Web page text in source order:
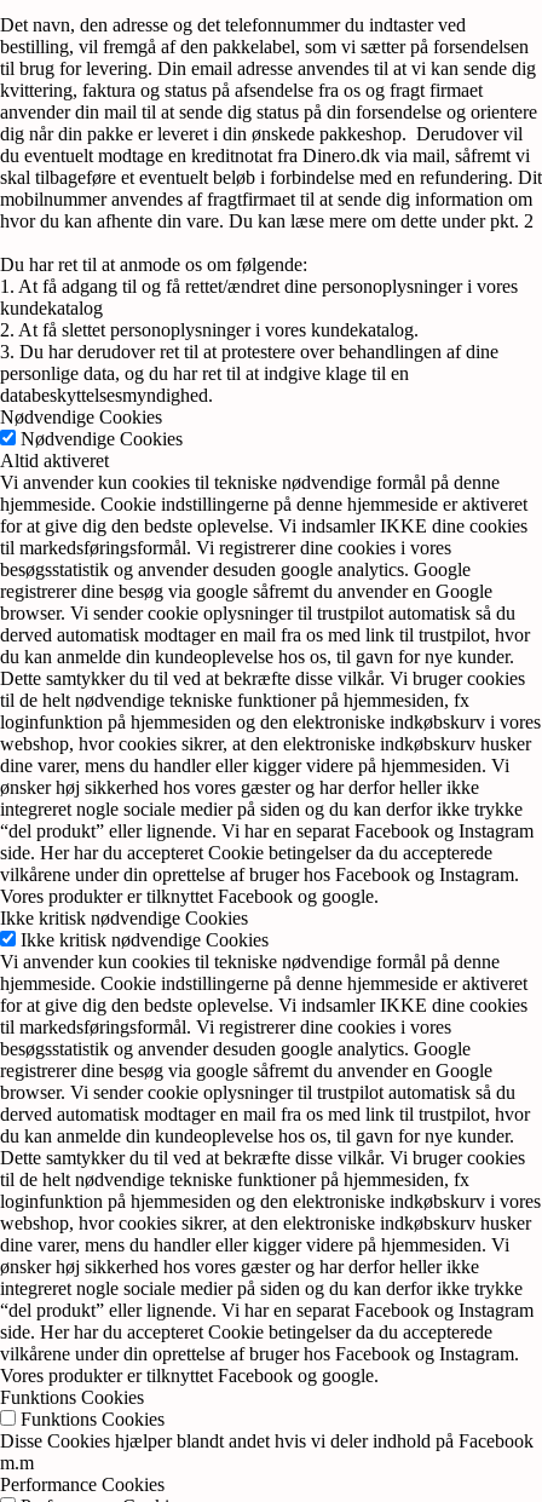
Det navn, den adresse og det telefonnummer du indtaster ved
bestilling, vil fremgå af den pakkelabel, som vi sætter på forsendelsen
til brug for levering. Din email adresse anvendes til at vi kan sende dig
kvittering, faktura og status på afsendelse fra os og fragt firmaet
anvender din mail til at sende dig status på din forsendelse og orientere
dig når din pakke er leveret i din ønskede pakkeshop. Derudover vil
du eventuelt modtage en kreditnotat fra Dinero.dk via mail, såfremt vi
skal tilbageføre et eventuelt beløb i forbindelse med en refundering. Dit
mobilnummer anvendes af fragtfirmaet til at sende dig information om
hvor du kan afhente din vare. Du kan læse mere om dette under pkt. 2
Du har ret til at anmode os om følgende:
1. At få adgang til og få rettet/ændret dine personoplysninger i vores
kundekatalog
2. At få slettet personoplysninger i vores kundekatalog.
3. Du har derudover ret til at protestere over behandlingen af dine
personlige data, og du har ret til at indgive klage til en
databeskyttelsesmyndighed.
Nødvendige Cookies
Nødvendige Cookies
Altid aktiveret
Vi anvender kun cookies til tekniske nødvendige formål på denne
hjemmeside. Cookie indstillingerne på denne hjemmeside er aktiveret
for at give dig den bedste oplevelse. Vi indsamler IKKE dine cookies
til markedsføringsformål. Vi registrerer dine cookies i vores
besøgsstatistik og anvender desuden google analytics. Google
registrerer dine besøg via google såfremt du anvender en Google
browser. Vi sender cookie oplysninger til trustpilot automatisk så du
derved automatisk modtager en mail fra os med link til trustpilot, hvor
du kan anmelde din kundeoplevelse hos os, til gavn for nye kunder.
Dette samtykker du til ved at bekræfte disse vilkår. Vi bruger cookies
til de helt nødvendige tekniske funktioner på hjemmesiden, fx
loginfunktion på hjemmesiden og den elektroniske indkøbskurv i vores
webshop, hvor cookies sikrer, at den elektroniske indkøbskurv husker
dine varer, mens du handler eller kigger videre på hjemmesiden. Vi
ønsker høj sikkerhed hos vores gæster og har derfor heller ikke
integreret nogle sociale medier på siden og du kan derfor ikke trykke
“del produkt” eller lignende. Vi har en separat Facebook og Instagram
side. Her har du accepteret Cookie betingelser da du accepterede
vilkårene under din oprettelse af bruger hos Facebook og Instagram.
Vores produkter er tilknyttet Facebook og google.
Ikke kritisk nødvendige Cookies
Ikke kritisk nødvendige Cookies
Vi anvender kun cookies til tekniske nødvendige formål på denne
hjemmeside. Cookie indstillingerne på denne hjemmeside er aktiveret
for at give dig den bedste oplevelse. Vi indsamler IKKE dine cookies
til markedsføringsformål. Vi registrerer dine cookies i vores
besøgsstatistik og anvender desuden google analytics. Google
registrerer dine besøg via google såfremt du anvender en Google
browser. Vi sender cookie oplysninger til trustpilot automatisk så du
derved automatisk modtager en mail fra os med link til trustpilot, hvor
du kan anmelde din kundeoplevelse hos os, til gavn for nye kunder.
Dette samtykker du til ved at bekræfte disse vilkår. Vi bruger cookies
til de helt nødvendige tekniske funktioner på hjemmesiden, fx
loginfunktion på hjemmesiden og den elektroniske indkøbskurv i vores
webshop, hvor cookies sikrer, at den elektroniske indkøbskurv husker
dine varer, mens du handler eller kigger videre på hjemmesiden. Vi
ønsker høj sikkerhed hos vores gæster og har derfor heller ikke
integreret nogle sociale medier på siden og du kan derfor ikke trykke
“del produkt” eller lignende. Vi har en separat Facebook og Instagram
side. Her har du accepteret Cookie betingelser da du accepterede
vilkårene under din oprettelse af bruger hos Facebook og Instagram.
Vores produkter er tilknyttet Facebook og google.
Funktions Cookies
Funktions Cookies
Disse Cookies hjælper blandt andet hvis vi deler indhold på Facebook
m.m
Performance Cookies